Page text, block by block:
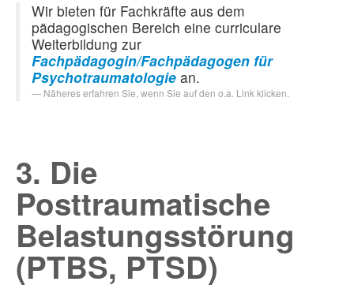
Wir bieten für Fachkräfte aus dem
pädagogischen Bereich eine curriculare
Weiterbildung zur
Fachpädagogin/Fachpädagogen für
Psychotraumatologie an.
Näheres erfahren Sie, wenn Sie auf den o.a. Link klicken.
3. Die
Posttraumatische
Belastungsstörung
(PTBS, PTSD)